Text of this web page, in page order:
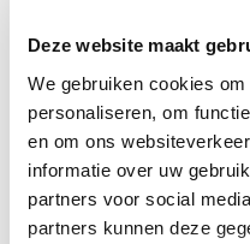
Deze website maakt
We gebruiken cookies
personaliseren, om
en om ons
informatie over uw
partners voor social
partners kunnen deze
FUSSRING ?